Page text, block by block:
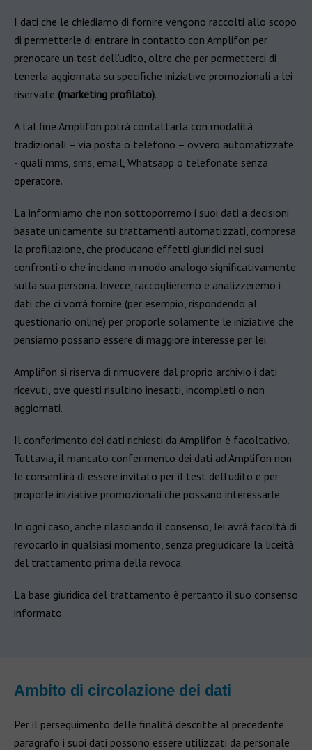
I dati che le chiediamo di fornire vengono raccolti allo scopo
di permetterle di entrare in contatto con Amplifon per
prenotare un test dell’udito, oltre che per permetterci di
tenerla aggiornata su specifiche iniziative promozionali a lei
riservate (marketing profilato).
A tal fine Amplifon potrà contattarla con modalità
tradizionali – via posta o telefono – ovvero automatizzate
- quali mms, sms, email, Whatsapp o telefonate senza
operatore.
La informiamo che non sottoporremo i suoi dati a decisioni
basate unicamente su trattamenti automatizzati, compresa
la profilazione, che producano effetti giuridici nei suoi
confronti o che incidano in modo analogo significativamente
sulla sua persona. Invece, raccoglieremo e analizzeremo i
dati che ci vorrà fornire (per esempio, rispondendo al
questionario online) per proporle solamente le iniziative che
pensiamo possano essere di maggiore interesse per lei.
Amplifon si riserva di rimuovere dal proprio archivio i dati
ricevuti, ove questi risultino inesatti, incompleti o non
aggiornati.
Il conferimento dei dati richiesti da Amplifon è facoltativo.
Tuttavia, il mancato conferimento dei dati ad Amplifon non
le consentirà di essere invitato per il test dell’udito e per
proporle iniziative promozionali che possano interessarle.
In ogni caso, anche rilasciando il consenso, lei avrà facoltà di
revocarlo in qualsiasi momento, senza pregiudicare la liceità
del trattamento prima della revoca.
La base giuridica del trattamento è pertanto il suo consenso
informato.
Ambito di circolazione dei dati
Per il perseguimento delle finalità descritte al precedente
paragrafo i suoi dati possono essere utilizzati da personale